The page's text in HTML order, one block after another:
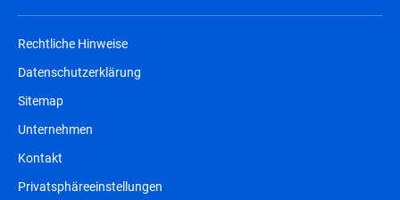
Rechtliche Hinweise
Datenschutzerklärung
Sitemap
Unternehmen
Kontakt
Privatsphäreeinstellungen